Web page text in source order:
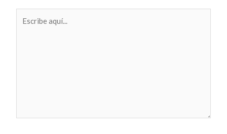
aquí...